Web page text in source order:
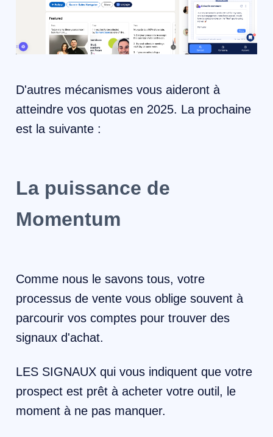
D'autres mécanismes vous aideront à
atteindre vos quotas en 2025. La prochaine
est la suivante :
La puissance de
Momentum
Comme nous le savons tous, votre
processus de vente vous oblige souvent à
parcourir vos comptes pour trouver des
signaux d'achat.
LES SIGNAUX qui vous indiquent que votre
prospect est prêt à acheter votre outil, le
moment à ne pas manquer.